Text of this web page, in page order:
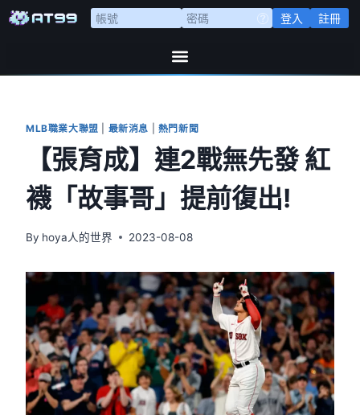
登入 註冊
MLB職業大聯盟 最新消息 熱門新聞
【張育成】連2戰無先發 紅
襪「故事哥」提前復出!
By hoya人的世界 2023-08-08